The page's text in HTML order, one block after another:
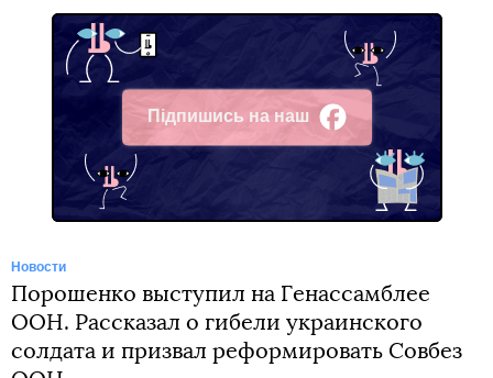
Підпишись на наш
Facebook
Новости
Порошенко выступил на Генассамблее
ООН. Рассказал о гибели украинского
солдата и призвал реформировать Совбез